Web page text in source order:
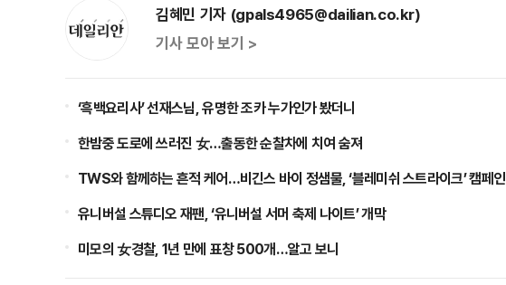
김혜민 기자 (gpals4965@dailian.co.kr)
기사 모아 보기 >
‘흑백요리사’ 선재스님, 유명한 조카 누가인가 봤더니
한밤중 도로에 쓰러진 女…출동한 순찰차에 치여 숨져
TWS와 함께하는 흔적 케어…비긴스 바이 정샘물, ‘블레미쉬 스트라이크’ 캠페인
유니버설 스튜디오 재팬, ‘유니버설 서머 축제 나이트’ 개막
미모의 女경찰, 1년 만에 표창 500개…알고 보니